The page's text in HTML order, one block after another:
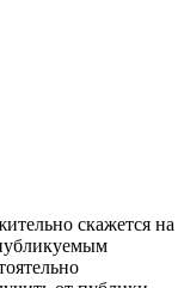
скажется на